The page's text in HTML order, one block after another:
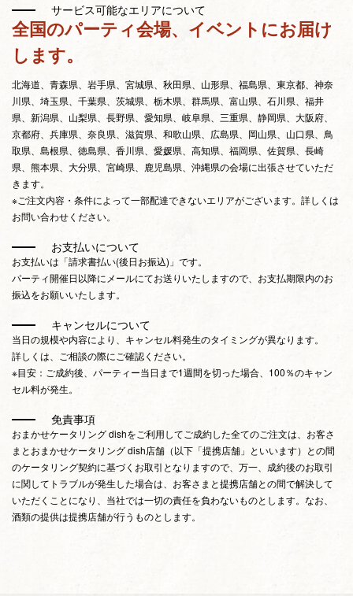
サービス可能なエリアについて
全国のパーティ会場、イベントにお届け
します。
北海道、青森県、岩手県、宮城県、秋田県、山形県、福島県、東京都、神奈
川県、埼玉県、千葉県、茨城県、栃木県、群馬県、富山県、石川県、福井
県、新潟県、山梨県、長野県、愛知県、岐阜県、三重県、静岡県、大阪府、
京都府、兵庫県、奈良県、滋賀県、和歌山県、広島県、岡山県、山口県、鳥
取県、島根県、徳島県、香川県、愛媛県、高知県、福岡県、佐賀県、長崎
県、熊本県、大分県、宮崎県、鹿児島県、沖縄県の会場に出張させていただ
きます。
※ご注文内容・条件によって一部配達できないエリアがございます。詳しくは
お問い合わせください。
お支払いについて
お支払いは「請求書払い(後日お振込)」です。
パーティ開催日以降にメールにてお送りいたしますので、お支払期限内のお
振込をお願いいたします。
キャンセルについて
当日の規模や内容により、キャンセル料発生のタイミングが異なります。
詳しくは、ご相談の際にご確認ください。
※目安：ご成約後、パーティー当日まで1週間を切った場合、100％のキャン
セル料が発生。
免責事項
おまかせケータリング dishをご利用してご成約した全てのご注文は、お客さ
まとおまかせケータリング dish店舗（以下「提携店舗」といいます）との間
のケータリング契約に基づくお取引となりますので、万一、成約後のお取引
に関してトラブルが発生した場合は、お客さまと提携店舗との間で解決して
いただくことになり、当社では一切の責任を負わないものとします。なお、
酒類の提供は提携店舗が行うものとします。